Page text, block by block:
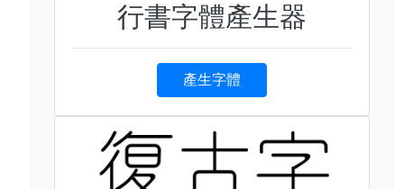
行書字體產生器
產生字體